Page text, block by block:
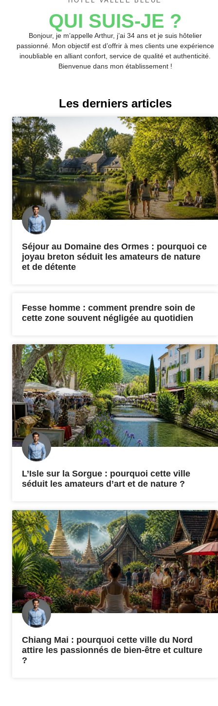
QUI SUIS-JE ?
Bonjour, je m’appelle Arthur, j’ai 34 ans et je suis hôtelier
passionné. Mon objectif est d’offrir à mes clients une expérience
inoubliable en alliant confort, service de qualité et authenticité.
Bienvenue dans mon établissement !
Les derniers articles
Séjour au Domaine des Ormes : pourquoi ce
joyau breton séduit les amateurs de nature
et de détente
Fesse homme : comment prendre soin de
cette zone souvent négligée au quotidien
L’Isle sur la Sorgue : pourquoi cette ville
séduit les amateurs d’art et de nature ?
Chiang Mai : pourquoi cette ville du Nord
attire les passionnés de bien-être et culture
?